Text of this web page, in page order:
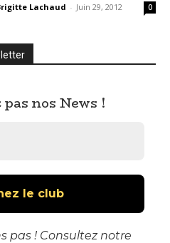
Lachaud - Juin 29, 2012 0
nos News !
pas ! Consultez notre